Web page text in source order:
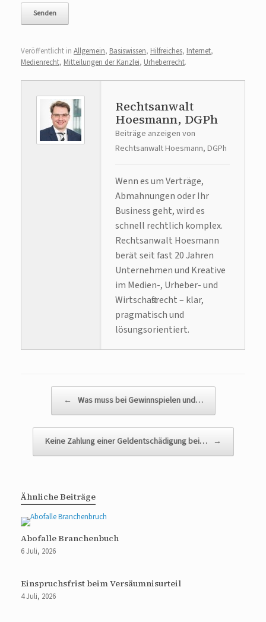
Veröffentlicht in Allgemein, Basiswissen, Hilfreiches, Internet,
Medienrecht, Mitteilungen der Kanzlei, Urheberrecht.
Rechtsanwalt
Hoesmann, DGPh
Beiträge anzeigen von
Rechtsanwalt Hoesmann, DGPh
Wenn es um Verträge,
Abmahnungen oder Ihr
Business geht, wird es
schnell rechtlich komplex.
Rechtsanwalt Hoesmann
berät seit fast 20 Jahren
Unternehmen und Kreative
im Medien-, Urheber- und
Wirtschaftsrecht – klar,
pragmatisch und
lösungsorientiert.
← Was muss bei Gewinnspielen und…
Keine Zahlung einer Geldentschädigung bei… →
Ähnliche Beiträge
Abofalle Branchenbuch
6 Juli, 2026
Einspruchsfrist beim Versäumnisurteil
4 Juli, 2026